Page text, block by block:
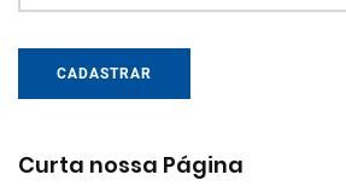
CADASTRAR
Curta nossa Página